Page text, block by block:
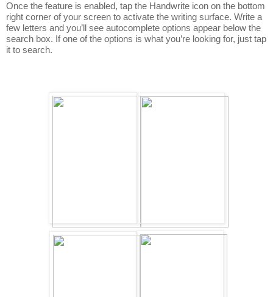
Once the feature is enabled, tap the Handwrite icon on the bottom
right corner of your screen to activate the writing surface. Write a
few letters and you’ll see autocomplete options appear below the
search box. If one of the options is what you’re looking for, just tap
it to search.